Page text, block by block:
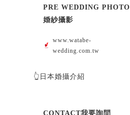
PRE WEDDING PHOTO
婚紗攝影
www.watabe-
wedding.com.tw
👆日本婚攝介紹
CONTACT我要詢問